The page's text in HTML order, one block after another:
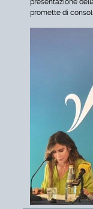
presentazione
promette di